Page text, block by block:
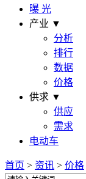
曝 光
产业 ▼
分析
排行
数据
价格
供求 ▼
供应
需求
电动车
首页 > 资讯 > 价格